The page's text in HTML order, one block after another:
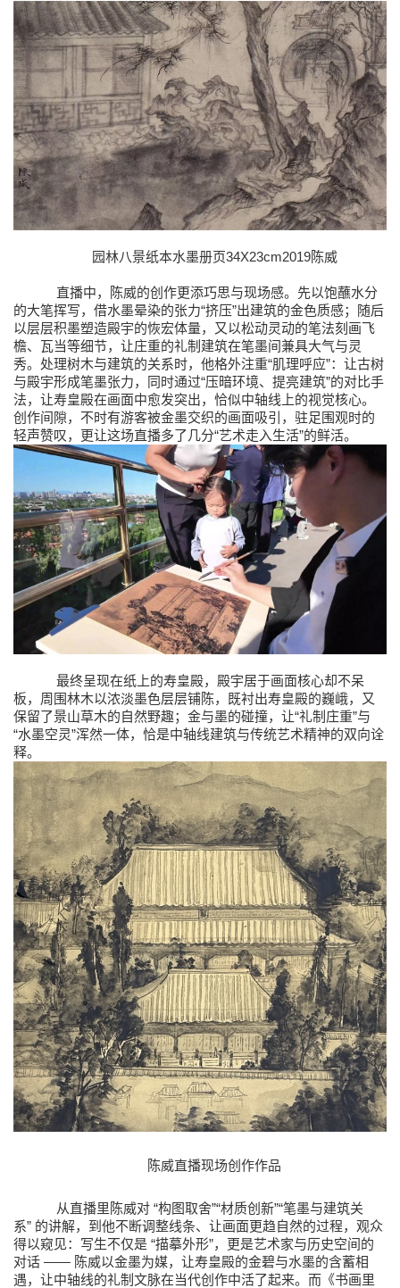
园林八景纸本水墨册页34X23cm2019陈威
直播中，陈威的创作更添巧思与现场感。先以饱蘸水分
的大笔挥写，借水墨晕染的张力“挤压”出建筑的金色质感；随后
以层层积墨塑造殿宇的恢宏体量，又以松动灵动的笔法刻画飞
檐、瓦当等细节，让庄重的礼制建筑在笔墨间兼具大气与灵
秀。处理树木与建筑的关系时，他格外注重“肌理呼应”：让古树
与殿宇形成笔墨张力，同时通过“压暗环境、提亮建筑”的对比手
法，让寿皇殿在画面中愈发突出，恰似中轴线上的视觉核心。
创作间隙，不时有游客被金墨交织的画面吸引，驻足围观时的
轻声赞叹，更让这场直播多了几分“艺术走入生活”的鲜活。
最终呈现在纸上的寿皇殿，殿宇居于画面核心却不呆
板，周围林木以浓淡墨色层层铺陈，既衬出寿皇殿的巍峨，又
保留了景山草木的自然野趣；金与墨的碰撞，让“礼制庄重”与
“水墨空灵”浑然一体，恰是中轴线建筑与传统艺术精神的双向诠
释。
陈威直播现场创作作品
从直播里陈威对 “构图取舍”“材质创新”“笔墨与建筑关
系” 的讲解，到他不断调整线条、让画面更趋自然的过程，观众
得以窥见：写生不仅是 “描摹外形”，更是艺术家与历史空间的
对话 —— 陈威以金墨为媒，让寿皇殿的金碧与水墨的含蓄相
遇，让中轴线的礼制文脉在当代创作中活了起来。而《书画里